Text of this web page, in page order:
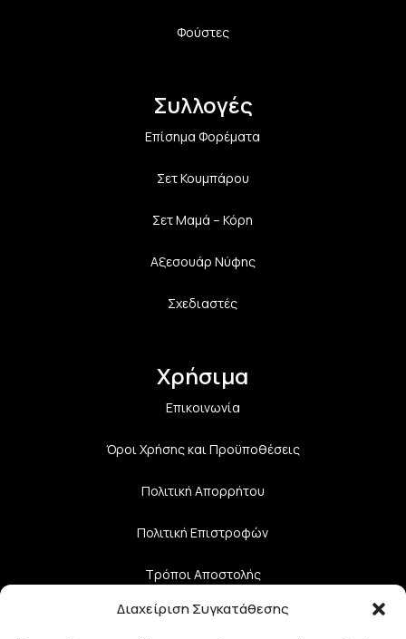
Διαχείριση Συγκατάθεσης
Φούστες
Συλλογές
Επίσημα Φορέματα
Σετ Κουμπάρου
Σετ Μαμά – Κόρη
Αξεσουάρ Νύφης
Σχεδιαστές
Χρήσιμα
Επικοινωνία
Όροι Χρήσης και Προϋποθέσεις
Πολιτική Aπορρήτου
Πολιτική Επιστροφών
Τρόποι Αποστολής
Τρόποι Πληρωμής